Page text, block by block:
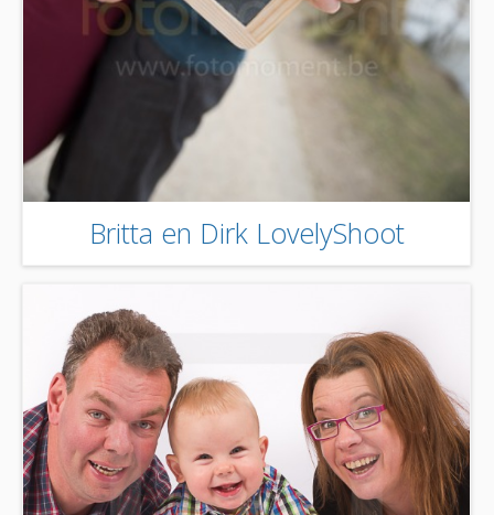
Britta en Dirk LovelyShoot